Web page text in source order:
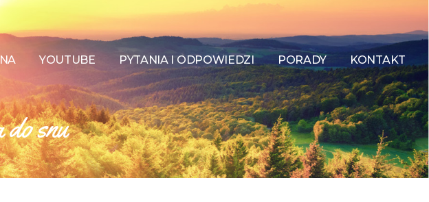
YOUTUBE PYTANIA I ODPOWIEDZI PORADY KONTAKT
snu